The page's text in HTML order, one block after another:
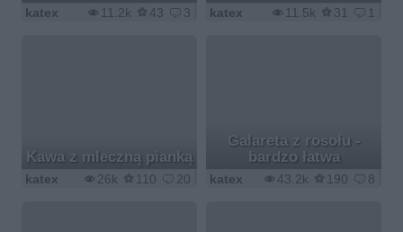
11.2k 43 3
katex 11.5k 31 1
katex
Kawa z mleczną pianką
26k 110 20
katex
Galareta z rosołu -
bardzo łatwa
43.2k 190 8
katex